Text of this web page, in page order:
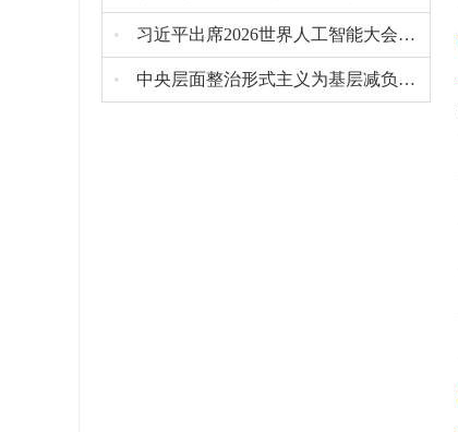
• 习近平出席2026世界人工智能大会暨人工智能...
• 中央层面整治形式主义为基层减负专项工作机制办...